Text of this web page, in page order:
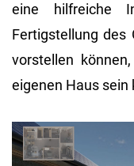
eine hilfreiche
Fertigstellung des
vorstellen
eigenen Haus sein